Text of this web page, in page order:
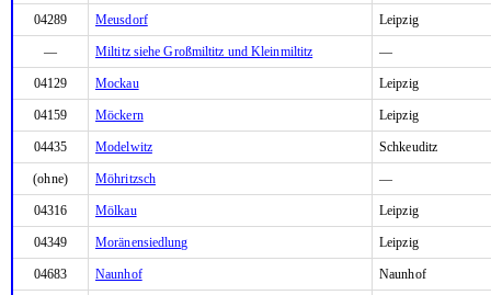
04289 Meusdorf Leipzig
— Miltitz siehe Großmiltitz und Kleinmiltitz —
04129 Mockau Leipzig
04159 Möckern Leipzig
04435 Modelwitz Schkeuditz
(ohne) Möhritzsch —
04316 Mölkau Leipzig
04349 Moränensiedlung Leipzig
04683 Naunhof Naunhof